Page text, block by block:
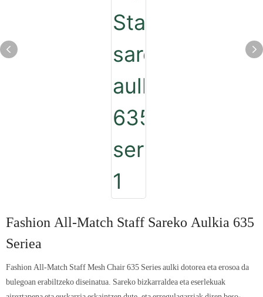
Fashion All-Match Staff Sareko Aulkia 635
Seriea
Fashion All-Match Staff Mesh Chair 635 Series aulki dotorea eta erosoa da
bulegoan erabiltzeko diseinatua. Sareko bizkarraldea eta eserlekuak